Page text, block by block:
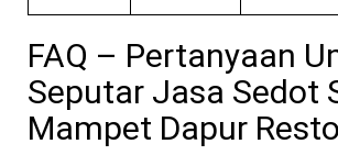
FAQ – Pertanyaan
Seputar Jasa Sedot
Mampet Dapur